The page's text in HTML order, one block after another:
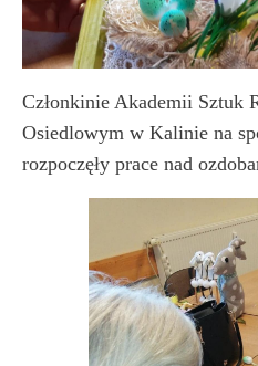
Członkinie Akademii Sztuk
Osiedlowym w Kalinie na
rozpoczęły prace nad